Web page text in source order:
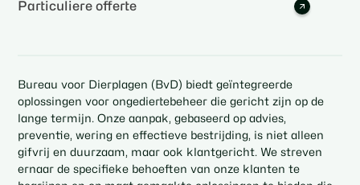
Particuliere offerte
Bureau voor Dierplagen (BvD) biedt geïntegreerde
oplossingen voor ongediertebeheer die gericht zijn op de
lange termijn. Onze aanpak, gebaseerd op advies,
preventie, wering en effectieve bestrijding, is niet alleen
gifvrij en duurzaam, maar ook klantgericht. We streven
ernaar de specifieke behoeften van onze klanten te